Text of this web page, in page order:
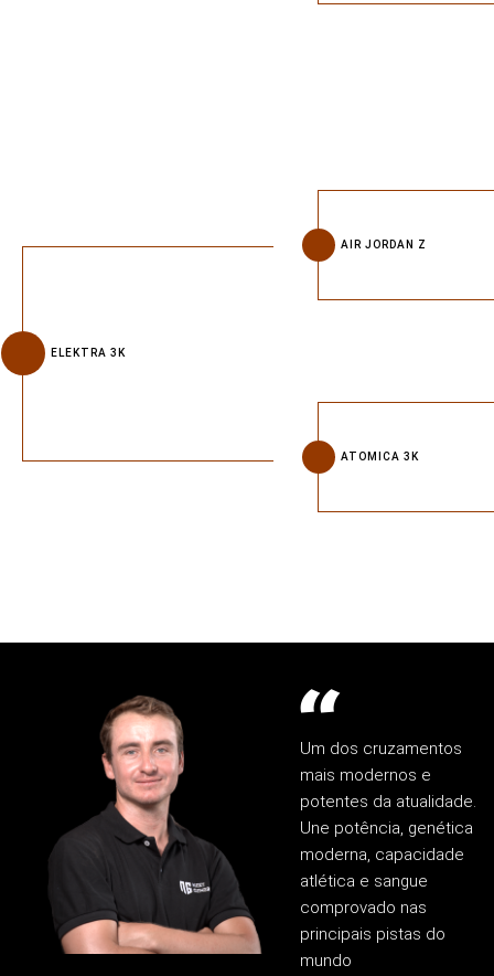
ELEKTRA 3K
AIR JORDAN Z
ATOMICA 3K
Um dos cruzamentos
mais modernos e
potentes da atualidade.
Une potência, genética
moderna, capacidade
atlética e sangue
comprovado nas
principais pistas do
mundo